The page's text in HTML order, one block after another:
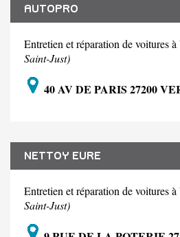
AUTOPRO
Entretien et réparation de voitures
Saint-Just)
40 AV DE PARIS 27200
NETTOY EURE
Entretien et réparation de voitures
Saint-Just)